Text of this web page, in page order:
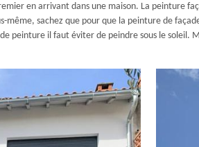
en arrivant dans une maison. La peinture
même, sachez que pour que la peinture de
peinture il faut éviter de peindre sous le